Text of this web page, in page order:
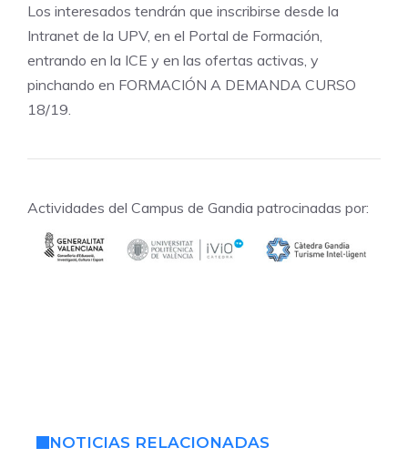
Los interesados tendrán que inscribirse desde la
Intranet de la UPV, en el Portal de Formación,
entrando en la ICE y en las ofertas activas, y
pinchando en FORMACIÓN A DEMANDA CURSO
18/19.
Actividades del Campus de Gandia patrocinadas por:
NOTICIAS RELACIONADAS